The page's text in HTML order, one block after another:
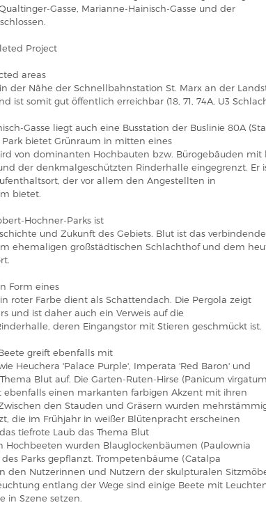
Gasse, Marianne-Hainisch-Gasse und der
Project
areas
der Nähe der Schnellbahnstation St. Marx an der
ist somit gut öffentlich erreichbar (18, 71, 74A, U3
Gasse liegt auch eine Busstation der Buslinie 80A
Park bietet Grünraum in mitten eines
von dominanten Hochbauten bzw. Bürogebäuden mit
der denkmalgeschützten Rinderhalle eingegrenzt. Er
der vor allem den Angestellten in
bietet.
Hochner-Parks ist
und Zukunft des Gebiets. Blut ist das verbindende
ehemaligen großstädtischen Schlachthof und dem
Form eines
roter Farbe dient als Schattendach. Die Pergola zeigt
und ist daher auch ein Verweis auf die
deren Eingangstor mit Stieren geschmückt ist.
greift ebenfalls mit
Heuchera 'Palace Purple', Imperata 'Red Baron' und
Blut auf. Die Garten-Ruten-Hirse (Panicum virgatum
ebenfalls einen markanten farbigen Akzent mit ihren
den Stauden und Gräsern wurden
die im Frühjahr in weißer Blütenpracht erscheinen
tiefrote Laub das Thema Blut
Hochbeeten wurden Blauglockenbäumen (Paulownia
Parks gepflanzt. Trompetenbäume (Catalpa
den Nutzerinnen und Nutzern der skulpturalen
entlang der Wege sind einige Beete mit
in Szene setzen.